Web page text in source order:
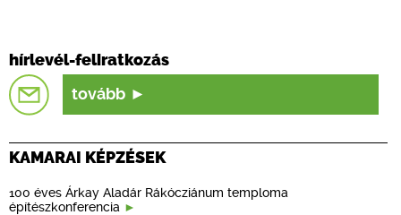
hírlevél-feliratkozás
tovább
KAMARAI KÉPZÉSEK
100 éves Árkay Aladár Rákócziánum temploma
építészkonferencia